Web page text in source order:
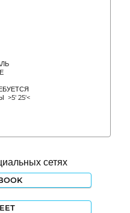
>5' 25'<
сетях